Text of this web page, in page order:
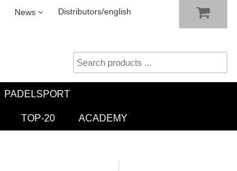
News Distributors/english
PADELSPORT
TOP-20 ACADEMY